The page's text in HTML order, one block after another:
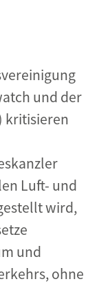
und der
kritisieren
Luft- und
wird,
und
ohne